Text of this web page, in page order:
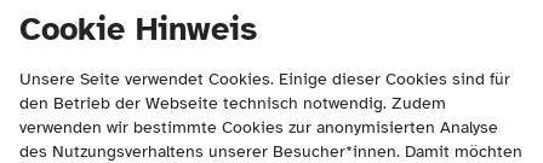
Cookie Hinweis
Unsere Seite verwendet Cookies. Einige dieser Cookies sind für
den Betrieb der Webseite technisch notwendig. Zudem
verwenden wir bestimmte Cookies zur anonymisierten Analyse
des Nutzungsverhaltens unserer Besucher*innen. Damit möchten
springen
(Kontakt und Suche) springen.